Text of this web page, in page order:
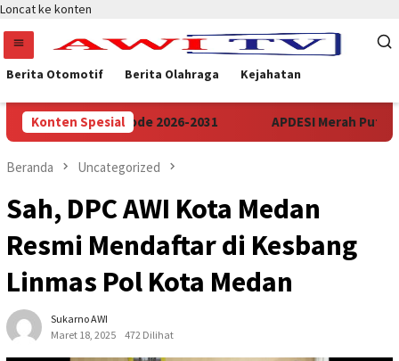
Loncat ke konten
Berita Otomotif Berita Olahraga Kejahatan
Konten Spesial
Banten Periode 2026-2031 APDESI Merah Putih
Beranda Uncategorized
Sah, DPC AWI Kota Medan
Resmi Mendaftar di Kesbang
Linmas Pol Kota Medan
Sukarno AWI
Maret 18, 2025
472 Dilihat